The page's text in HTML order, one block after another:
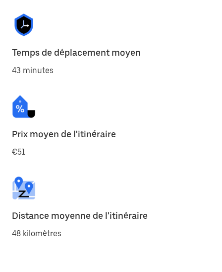
Temps de déplacement moyen
43 minutes
Prix moyen de l'itinéraire
€51
Distance moyenne de l'itinéraire
48 kilomètres